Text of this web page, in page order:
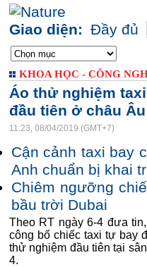
Giao diện: Đầy đủ
KHOA HỌC - CÔNG
Áo thử nghiệm
đầu tiên ở châu Âu
11:23, 08/04/2019 (GMT+7)
Cận cảnh taxi bay
Anh chuẩn bị khai
Chiêm ngưỡng
bầu trời Dubai
Theo RT ngày 6-4 đưa
công bố chiếc taxi tự bay
thử nghiệm đầu tiên tại
4.